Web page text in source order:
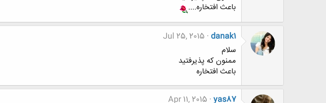
باعث افتخاره....
danak1
Jul 25, 2015
سلام
ممنون که پذیرفتید
باعث افتخاره
yas87
Apr 11, 2015